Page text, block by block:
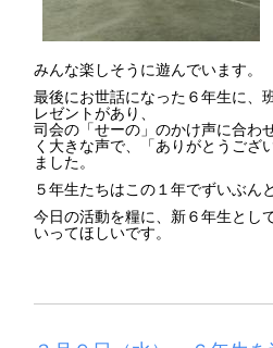
みんな楽しそうに遊んでいます。
最後にお世話になった６年生に、
レゼントがあり、
司会の「せーの」のかけ声に合わ
く大きな声で、「ありがとうござ
ました。
５年生たちはこの１年でずいぶん
今日の活動を糧に、新６年生とし
いってほしいです。